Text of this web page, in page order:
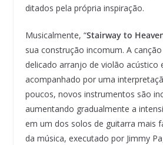
ditados pela própria inspiração.
Musicalmente, “Stairway to
sua construção incomum. A
delicado arranjo de violão acústico
acompanhado por uma
poucos, novos instrumentos são
aumentando gradualmente a
em um dos solos de guitarra mais
da música, executado por Jimmy